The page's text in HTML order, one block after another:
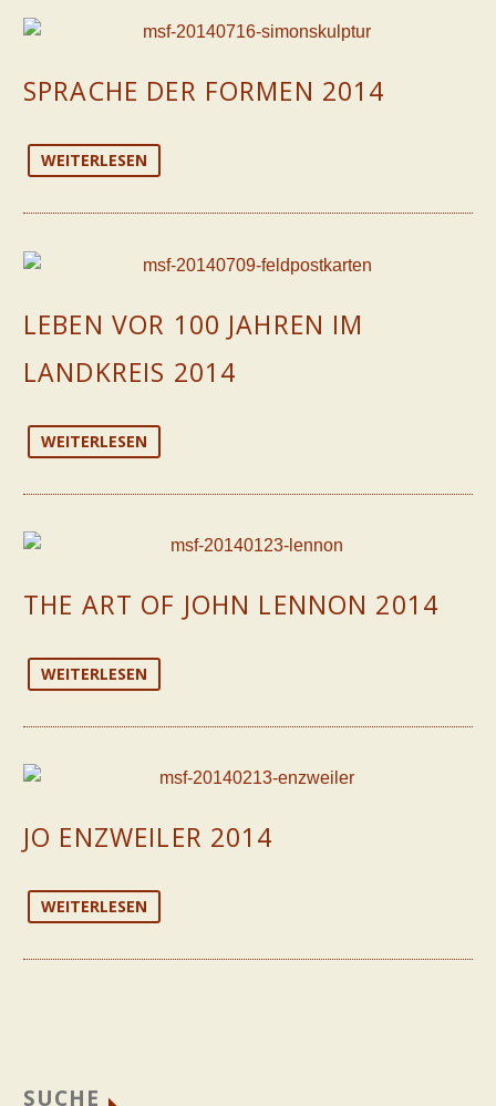
SPRACHE DER FORMEN 2014
WEITERLESEN
LEBEN VOR 100 JAHREN IM
LANDKREIS 2014
WEITERLESEN
THE ART OF JOHN LENNON 2014
WEITERLESEN
JO ENZWEILER 2014
WEITERLESEN
SUCHE